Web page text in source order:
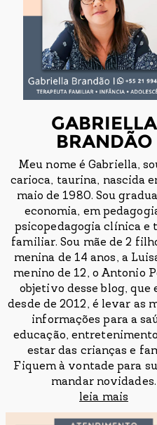
GABRIELLA
BRANDÃO
Meu nome é Gabriella,
carioca, taurina, nascida
maio de 1980. Sou
economia, em
psicopedagogia clínica e
familiar. Sou mãe de 2
menina de 14 anos, a
menino de 12, o Antonio
objetivo desse blog, que
desde de 2012, é levar as
informações para a
educação,
estar das crianças e
Fiquem à vontade para
mandar novidades.
leia mais